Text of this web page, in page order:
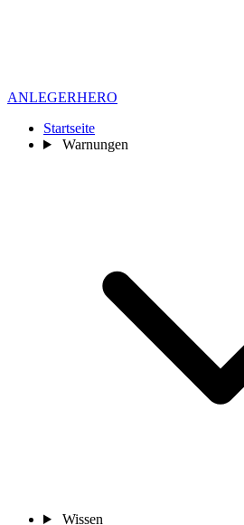
ANLEGERHERO
Startseite
Warnungen
Wissen